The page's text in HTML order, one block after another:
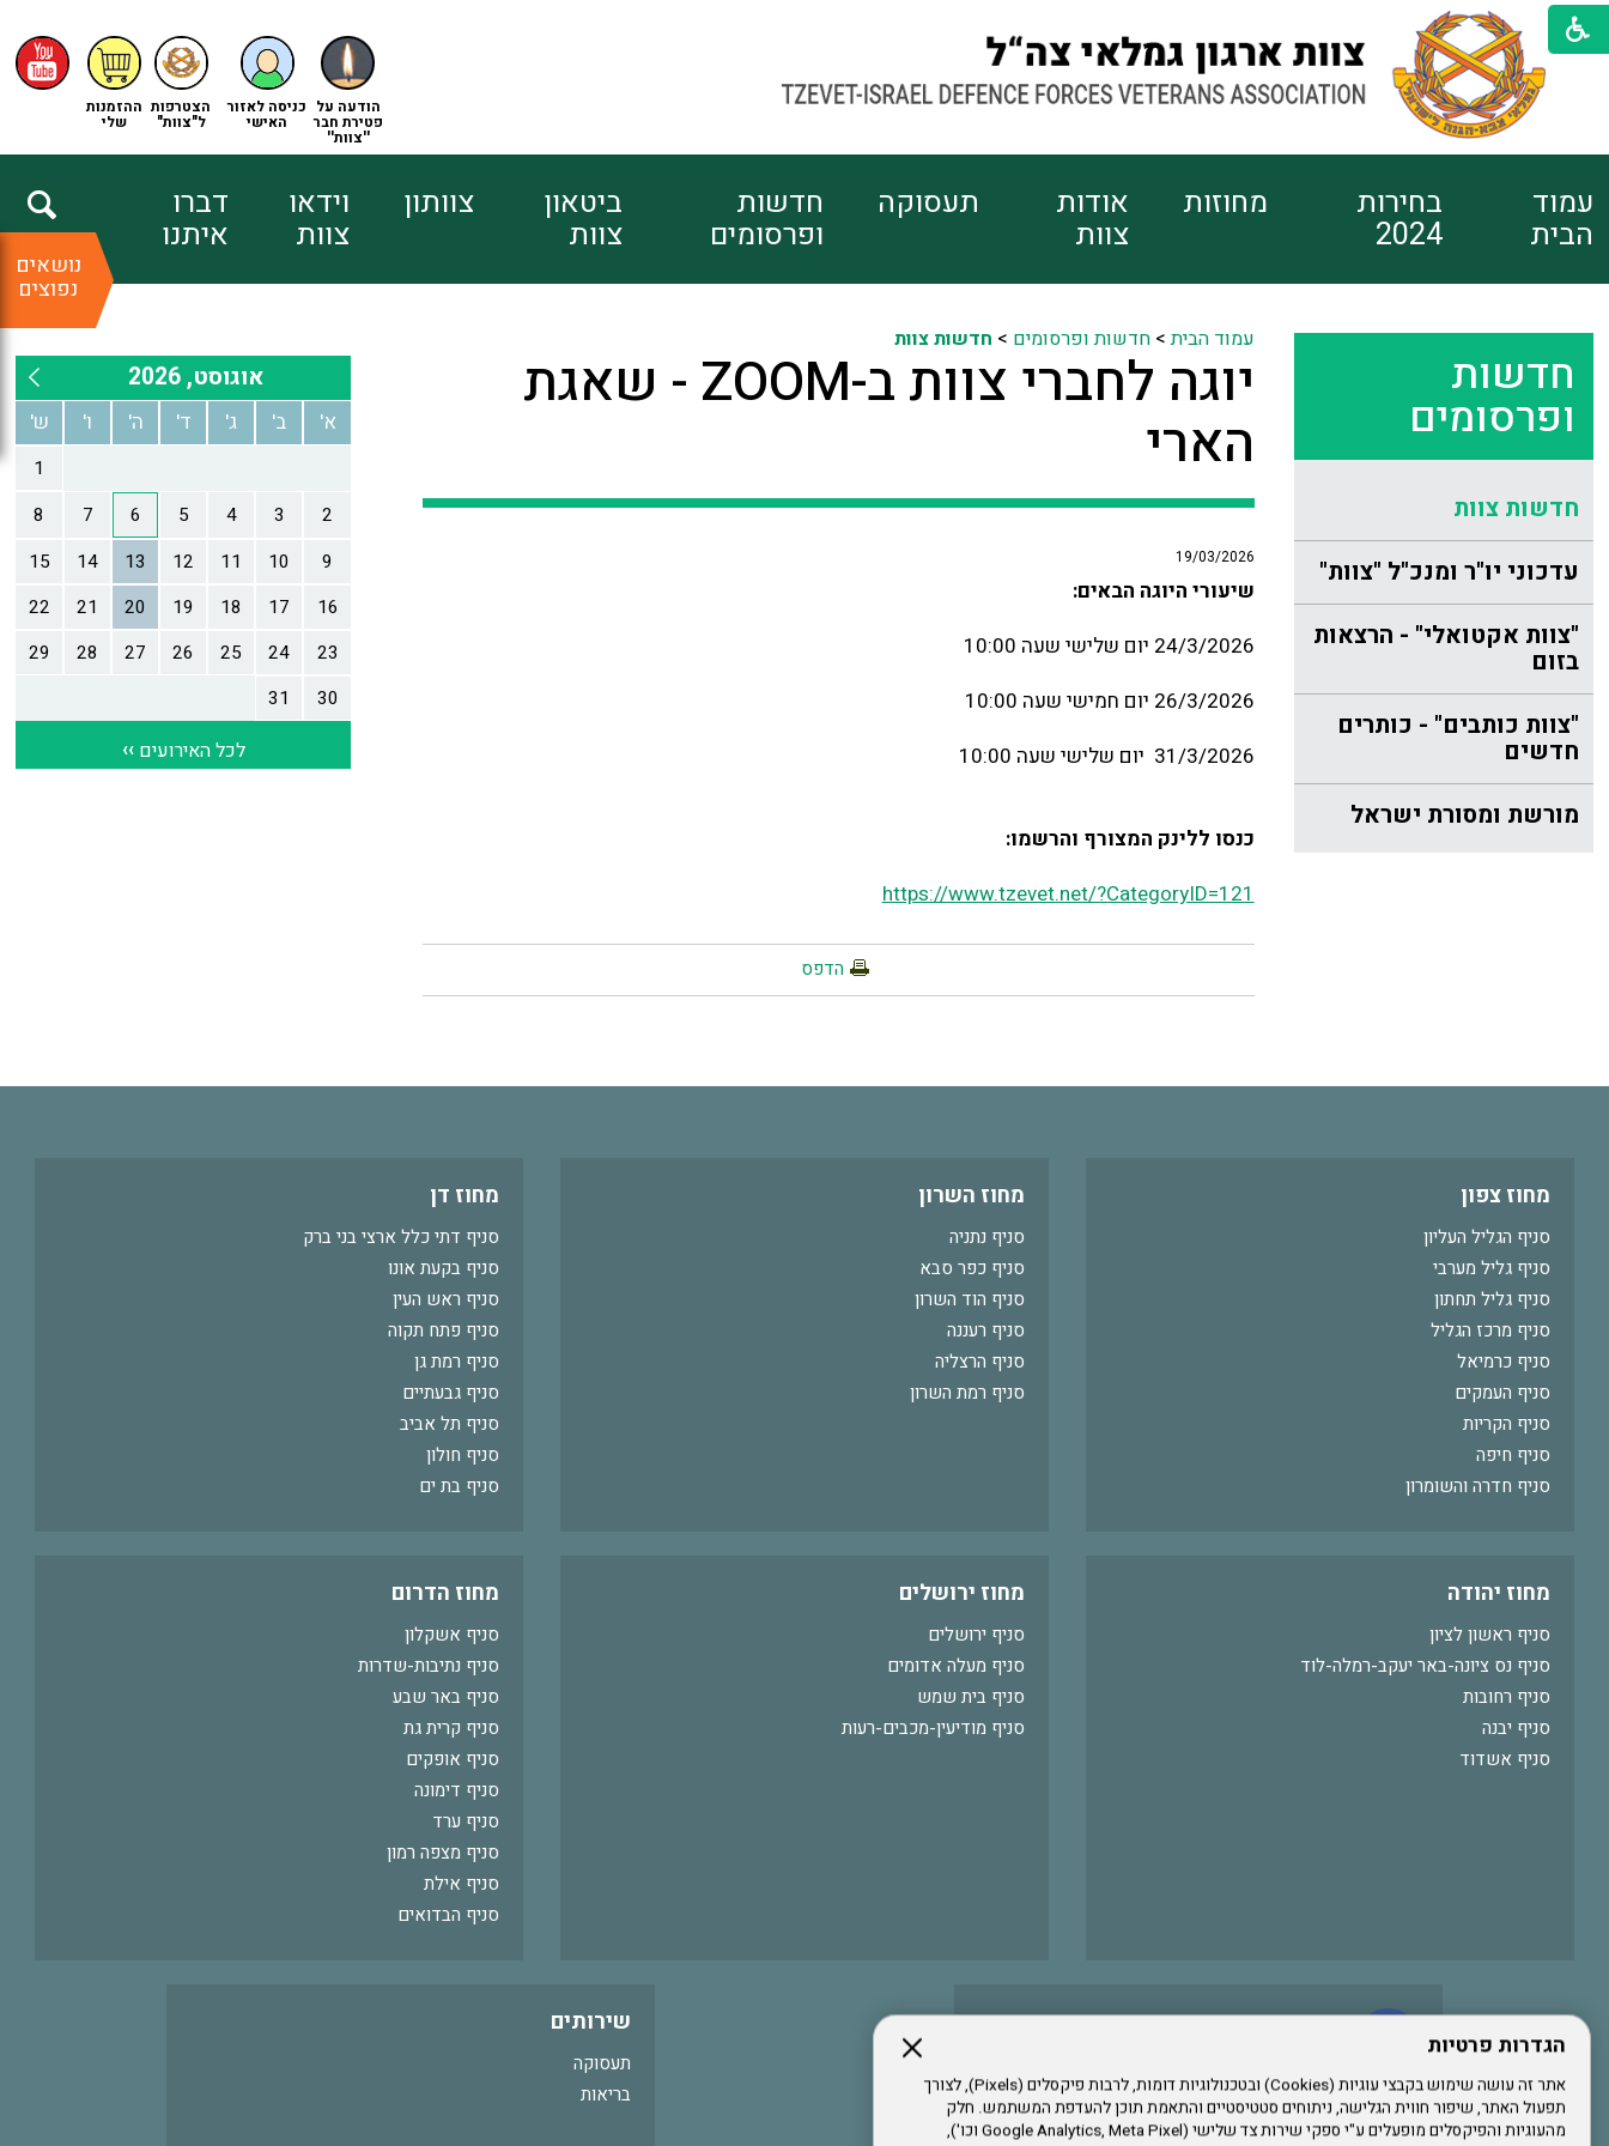
הגדרות פרטיות
אתר זה עושה שימוש בקבצי עוגיות (Cookies) ובטכנולוגיות דומות, לרבות פיקסלים (Pixels), לצורך
תפעול האתר, שיפור חווית הגלישה, ניתוחים סטטיסטיים והתאמת תוכן להעדפת המשתמש. חלק
מהעוגיות והפיקסלים מופעלים ע"י ספקי שירות צד שלישי (Google Analytics, Meta Pixel וכו'),
ההזמנות
שלי
הצטרפות
ל"צוות"
כניסה לאזור
האישי
הודעה על
פטירת חבר
''צוות''
עמוד
הבית
בחירות
2024
מחוזות אודות
צוות
תעסוקה חדשות
ופרסומים
ביטאון
צוות
צוותון וידאו
צוות
דברו
איתנו
נושאים
נפוצים
חדשות
ופרסומים
חדשות צוות
עדכוני יו"ר ומנכ"ל "צוות"
"צוות אקטואלי" - הרצאות
בזום
"צוות כותבים" - כותרים
חדשים
מורשת ומסורת ישראל
עמוד הבית>חדשות ופרסומים > חדשות צוות
יוגה לחברי צוות ב-ZOOM - שאגת
הארי
19/03/2026
שיעורי היוגה הבאים:
24/3/2026 יום שלישי שעה 10:00
26/3/2026 יום חמישי שעה 10:00
31/3/2026 יום שלישי שעה 10:00
כנסו ללינק המצורף והרשמו:
https://www.tzevet.net/?CategoryID=121
הדפס
מחוז צפון
סניף הגליל העליון
סניף גליל מערבי
סניף גליל תחתון
סניף מרכז הגליל
סניף כרמיאל
סניף העמקים
סניף הקריות
סניף חיפה
סניף חדרה והשומרון
מחוז השרון
סניף נתניה
סניף כפר סבא
סניף הוד השרון
סניף רעננה
סניף הרצליה
סניף רמת השרון
מחוז דן
סניף דתי כלל ארצי בני ברק
סניף בקעת אונו
סניף ראש העין
סניף פתח תקוה
סניף רמת גן
סניף גבעתיים
סניף תל אביב
סניף חולון
סניף בת ים
מחוז יהודה
סניף ראשון לציון
סניף נס ציונה-באר יעקב-רמלה-לוד
סניף רחובות
סניף יבנה
סניף אשדוד
מחוז ירושלים
סניף ירושלים
סניף מעלה אדומים
סניף בית שמש
סניף מודיעין-מכבים-רעות
מחוז הדרום
סניף אשקלון
סניף נתיבות-שדרות
סניף באר שבע
סניף קרית גת
סניף אופקים
סניף דימונה
סניף ערד
סניף מצפה רמון
סניף אילת
סניף הבדואים
הרשמו לערוץ היוטיוב שלנו
שירותים
תעסוקה
בריאות